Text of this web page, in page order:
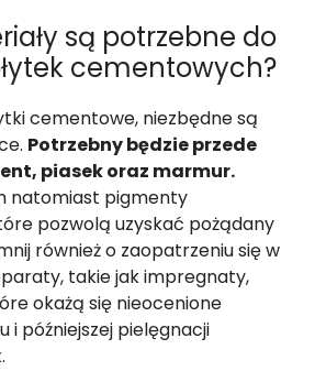
są potrzebne do
cementowych?
cementowe, niezbędne są
Potrzebny będzie przede
piasek oraz marmur.
natomiast pigmenty
pozwolą uzyskać pożądany
również o zaopatrzeniu się w
takie jak impregnaty,
okażą się nieocenione
i późniejszej pielęgnacji